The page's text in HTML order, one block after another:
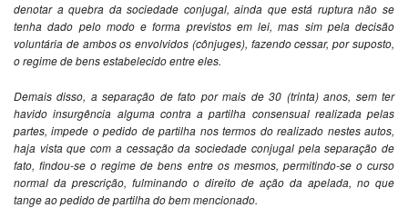
denotar a quebra da sociedade conjugal, ainda que está ruptura não se
tenha dado pelo modo e forma previstos em lei, mas sim pela decisão
voluntária de ambos os envolvidos (cônjuges), fazendo cessar, por suposto,
o regime de bens estabelecido entre eles.
Demais disso, a separação de fato por mais de 30 (trinta) anos, sem ter
havido insurgência alguma contra a partilha consensual realizada pelas
partes, impede o pedido de partilha nos termos do realizado nestes autos,
haja vista que com a cessação da sociedade conjugal pela separação de
fato, findou-se o regime de bens entre os mesmos, permitindo-se o curso
normal da prescrição, fulminando o direito de ação da apelada, no que
tange ao pedido de partilha do bem mencionado.